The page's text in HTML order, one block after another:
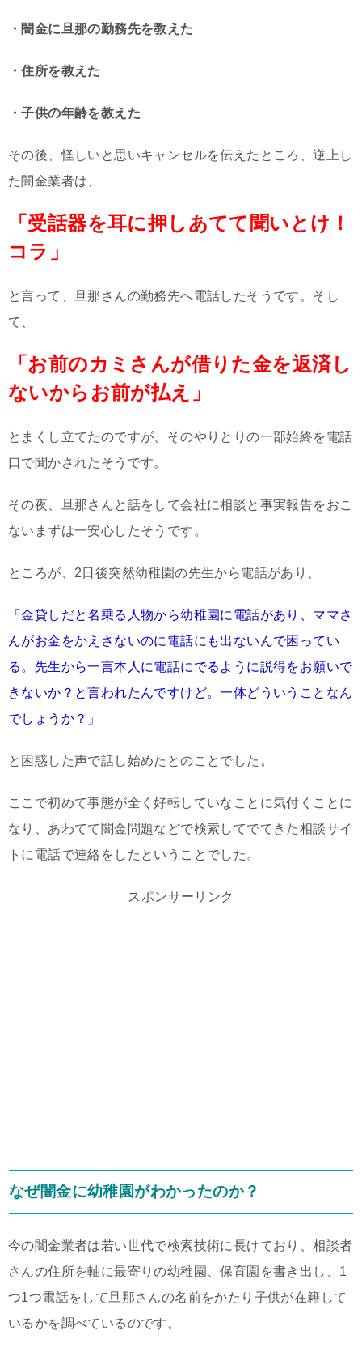
・闇金に旦那の勤務先を教えた
・住所を教えた
・子供の年齢を教えた
その後、怪しいと思いキャンセルを伝えたところ、逆上し
た闇金業者は、
「受話器を耳に押しあてて聞いとけ！
コラ」
と言って、旦那さんの勤務先へ電話したそうです。そし
て、
「お前のカミさんが借りた金を返済し
ないからお前が払え」
とまくし立てたのですが、そのやりとりの一部始終を電話
口で聞かされたそうです。
その夜、旦那さんと話をして会社に相談と事実報告をおこ
ないまずは一安心したそうです。
ところが、2日後突然幼稚園の先生から電話があり、
「金貸しだと名乗る人物から幼稚園に電話があり、ママさ
んがお金をかえさないのに電話にも出ないんで困ってい
る。先生から一言本人に電話にでるように説得をお願いで
きないか？と言われたんですけど。一体どういうことなん
でしょうか？」
と困惑した声で話し始めたとのことでした。
ここで初めて事態が全く好転していなことに気付くことに
なり、あわてて闇金問題などで検索してでてきた相談サイ
トに電話で連絡をしたということでした。
スポンサーリンク
なぜ闇金に幼稚園がわかったのか？
今の闇金業者は若い世代で検索技術に長けており、相談者
さんの住所を軸に最寄りの幼稚園、保育園を書き出し、1
つ1つ電話をして旦那さんの名前をかたり子供が在籍して
いるかを調べているのです。